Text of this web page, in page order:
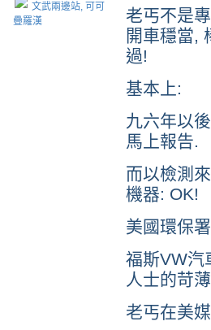
文武兩邊站, 可可
疊羅漢
老丐不是
開車穩當,
過!
基本上:
九六年以
馬上報告.
而以檢測
機器: OK!
美國環保
福斯VW汽
人士的苛
老丐在美